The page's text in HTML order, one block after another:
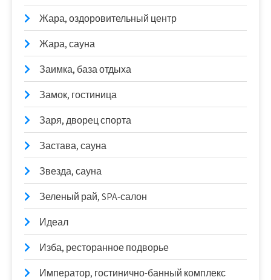
Жара, оздоровительный центр
Жара, сауна
Заимка, база отдыха
Замок, гостиница
Заря, дворец спорта
Застава, сауна
Звезда, сауна
Зеленый рай, SPA-салон
Идеал
Изба, ресторанное подворье
Император, гостинично-банный комплекс